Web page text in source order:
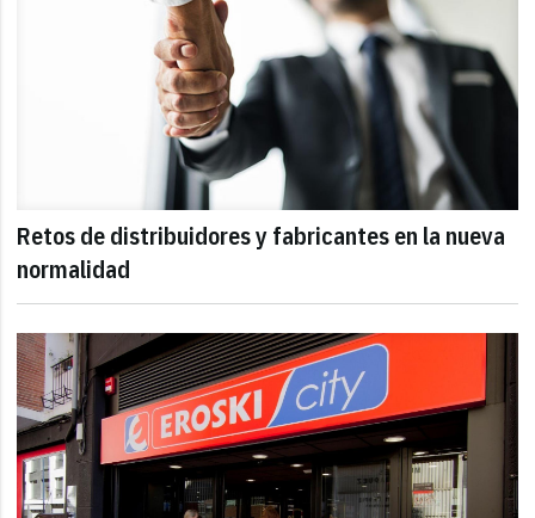
Retos de distribuidores y fabricantes en la nueva
normalidad